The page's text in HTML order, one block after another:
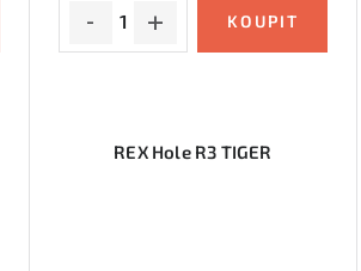
REX Hole R3 TIGER